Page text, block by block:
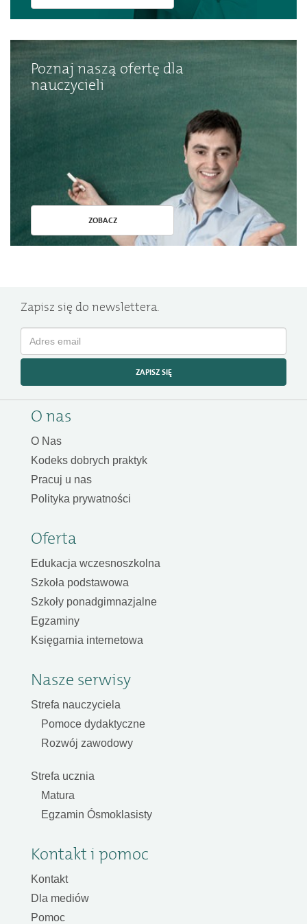
Poznaj naszą ofertę dla
nauczycieli
ZOBACZ
Zapisz się do newslettera.
ZAPISZ SIĘ
O nas
O Nas
Kodeks dobrych praktyk
Pracuj u nas
Polityka prywatności
Oferta
Edukacja wczesnoszkolna
Szkoła podstawowa
Szkoły ponadgimnazjalne
Egzaminy
Księgarnia internetowa
Nasze serwisy
Strefa nauczyciela
Pomoce dydaktyczne
Rozwój zawodowy
Strefa ucznia
Matura
Egzamin Ósmoklasisty
Kontakt i pomoc
Kontakt
Dla mediów
Pomoc